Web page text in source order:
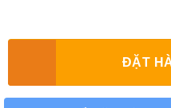
ĐẶT